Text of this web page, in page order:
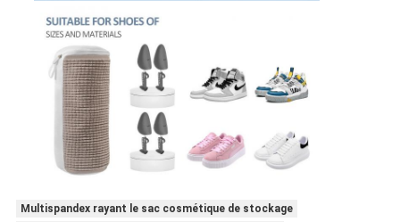
Multispandex rayant le sac cosmétique de stockage